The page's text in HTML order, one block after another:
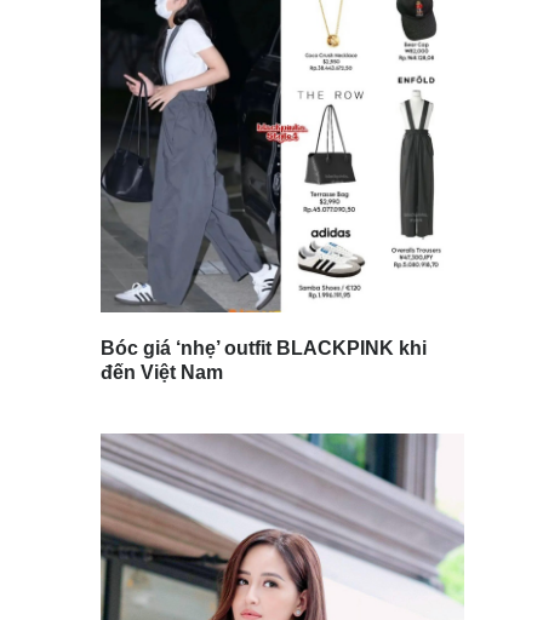
Bóc giá ‘nhẹ’ outfit BLACKPINK khi
đến Việt Nam